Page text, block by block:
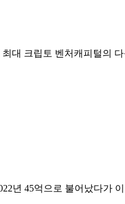
대 크립토 벤처캐피털의
년 45억으로 불어났다가